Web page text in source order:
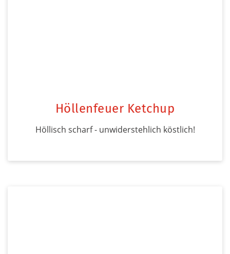
Höllenfeuer Ketchup
Höllisch scharf - unwiderstehlich köstlich!